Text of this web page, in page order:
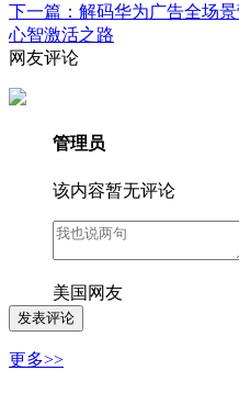
下一篇：解码华为广告全场
心智激活之路
网友评论
管理员
该内容暂无评论
美国网友
更多>>